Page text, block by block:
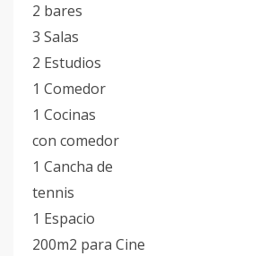
2 bares
3 Salas
2 Estudios
1 Comedor
1 Cocinas
con comedor
1 Cancha de
tennis
1 Espacio
200m2 para Cine